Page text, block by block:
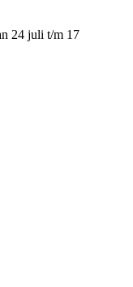
24 juli t/m 17